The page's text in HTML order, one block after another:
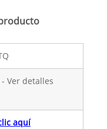
Ver detalles
aquí